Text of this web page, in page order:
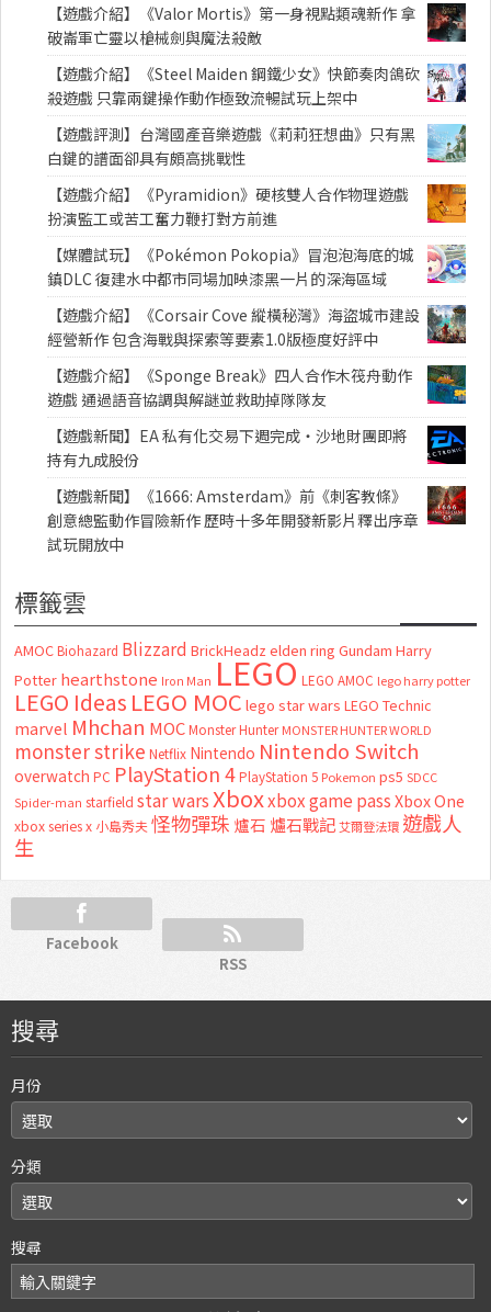
【遊戲介紹】《Valor Mortis》第一身視點類魂新作 拿
破崙軍亡靈以槍械劍與魔法殺敵
【遊戲介紹】《Steel Maiden 鋼鐵少女》快節奏肉鴿砍
殺遊戲 只靠兩鍵操作動作極致流暢試玩上架中
【遊戲評測】台灣國產音樂遊戲《莉莉狂想曲》只有黑
白鍵的譜面卻具有頗高挑戰性
【遊戲介紹】《Pyramidion》硬核雙人合作物理遊戲
扮演監工或苦工奮力鞭打對方前進
【媒體試玩】《Pokémon Pokopia》冒泡泡海底的城
鎮DLC 復建水中都市同場加映漆黑一片的深海區域
【遊戲介紹】《Corsair Cove 縱橫秘灣》海盜城市建設
經營新作 包含海戰與探索等要素1.0版極度好評中
【遊戲介紹】《Sponge Break》四人合作木筏舟動作
遊戲 通過語音協調與解謎並救助掉隊隊友
【遊戲新聞】EA 私有化交易下週完成・沙地財團即將
持有九成股份
【遊戲新聞】《1666: Amsterdam》前《刺客教條》
創意總監動作冒險新作 歷時十多年開發新影片釋出序章
試玩開放中
標籤雲
AMOC Biohazard Blizzard BrickHeadz elden ring Gundam Harry
Potter hearthstone Iron Man LEGO LEGO AMOC lego harry potter
LEGO Ideas LEGO MOC lego star wars LEGO Technic
marvel Mhchan MOC Monster Hunter MONSTER HUNTER WORLD
monster strike Netflix Nintendo Nintendo Switch
overwatch PC PlayStation 4 PlayStation 5 Pokemon ps5 SDCC
Spider-man starfield star warsXboxxbox game passXbox One
xbox series x 小島秀夫怪物彈珠 爐石 爐石戰記艾爾登法環 遊戲人
生
Facebook
RSS
搜尋
月份
分類
搜尋